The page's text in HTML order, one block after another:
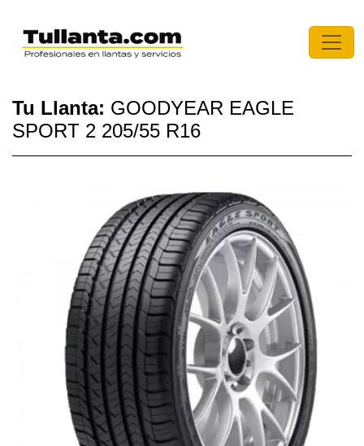
Tu Llanta: GOODYEAR EAGLE
SPORT 2 205/55 R16